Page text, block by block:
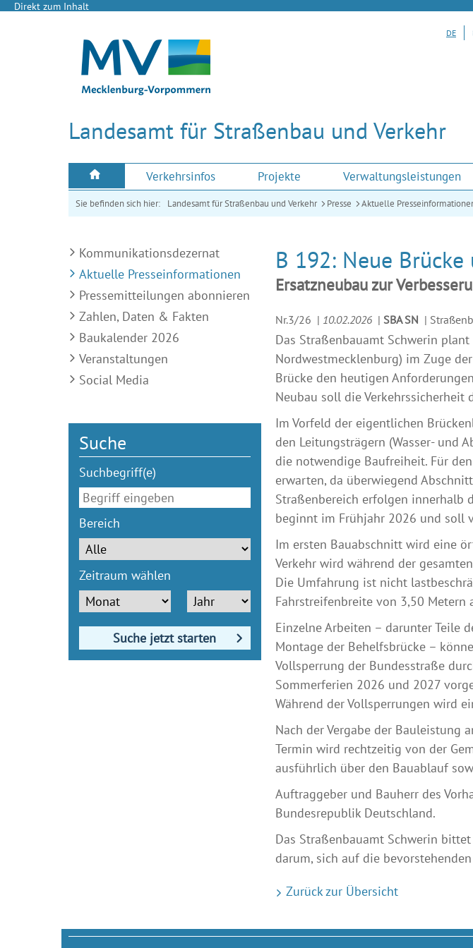
Direkt zum Inhalt
Landesamt für Straßenbau und Verkehr
DE
Verkehrsinfos Projekte Verwaltungsleistungen
Sie befinden sich hier: Landesamt für Straßenbau und Verkehr Presse Aktuelle
Kommunikationsdezernat
Aktuelle Presseinformationen
Pressemitteilungen abonnieren
Zahlen, Daten & Fakten
Baukalender 2026
Veranstaltungen
Social Media
Suche
Suchbegriff(e)
Bereich
Zeitraum wählen
Suche jetzt starten
B 192: Neue
Ersatzneubau zur
Nr.3/26 | 10.02.2026 | SBA SN |
Das Straßenbauamt Schwerin
Nordwestmecklenburg) im Zuge
Brücke den heutigen
Neubau soll die
Im Vorfeld der eigentlichen
den Leitungsträgern (Wasser- und
die notwendige Baufreiheit. Für
erwarten, da überwiegend
Straßenbereich erfolgen innerhalb
beginnt im Frühjahr 2026 und soll
Im ersten Bauabschnitt wird eine
Verkehr wird während der
Die Umfahrung ist nicht
Fahrstreifenbreite von 3,50 Metern
Einzelne Arbeiten – darunter Teile
Montage der Behelfsbrücke –
Vollsperrung der Bundesstraße
Sommerferien 2026 und 2027
Während der Vollsperrungen wird
Nach der Vergabe der Bauleistung
Termin wird rechtzeitig von der
ausführlich über den Bauablauf
Auftraggeber und Bauherr des
Bundesrepublik Deutschland.
Das Straßenbauamt Schwerin
darum, sich auf die
Zurück zur Übersicht